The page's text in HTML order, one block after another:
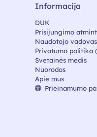
Informacija
DUK
Prisijungimo
Naudotojo
Privatumo politika
Svetainės medis
Nuorodos
Apie mus
Prieinamumo